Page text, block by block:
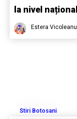
la nivel național
Estera Vicoleanu
Stiri Botosani